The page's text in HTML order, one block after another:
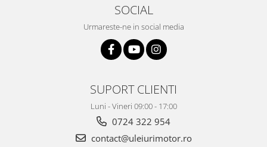
SOCIAL
Urmareste-ne in social media
SUPORT CLIENTI
Luni - Vineri 09:00 - 17:00
0724 322 954
contact@uleiurimotor.ro